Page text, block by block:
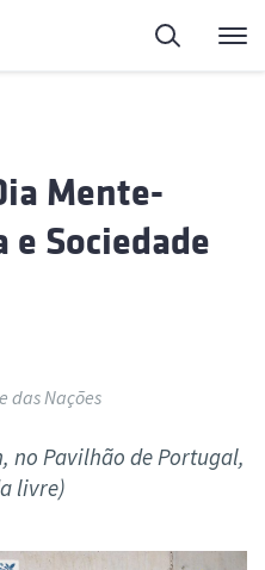
Pesquisa
Mente-
e Sociedade
das Nações
no Pavilhão de Portugal,
livre)